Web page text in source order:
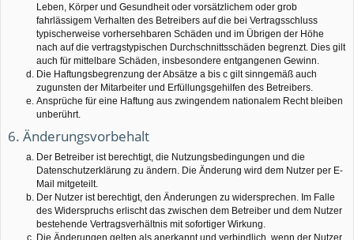
Leben, Körper und Gesundheit oder vorsätzlichem oder grob
fahrlässigem Verhalten des Betreibers auf die bei Vertragsschluss
typischerweise vorhersehbaren Schäden und im Übrigen der Höhe
nach auf die vertragstypischen Durchschnittsschäden begrenzt. Dies gilt
auch für mittelbare Schäden, insbesondere entgangenen Gewinn.
Die Haftungsbegrenzung der Absätze a bis c gilt sinngemäß auch
zugunsten der Mitarbeiter und Erfüllungsgehilfen des Betreibers.
Ansprüche für eine Haftung aus zwingendem nationalem Recht bleiben
unberührt.
6. Änderungsvorbehalt
Der Betreiber ist berechtigt, die Nutzungsbedingungen und die
Datenschutzerklärung zu ändern. Die Änderung wird dem Nutzer per E-
Mail mitgeteilt.
Der Nutzer ist berechtigt, den Änderungen zu widersprechen. Im Falle
des Widerspruchs erlischt das zwischen dem Betreiber und dem Nutzer
bestehende Vertragsverhältnis mit sofortiger Wirkung.
Die Änderungen gelten als anerkannt und verbindlich, wenn der Nutzer